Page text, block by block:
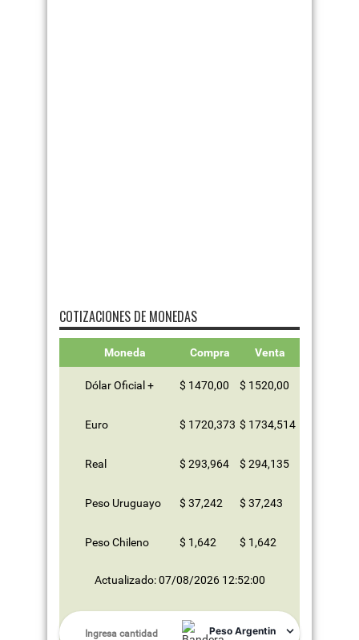
COTIZACIONES DE MONEDAS
Moneda Compra Venta
Dólar Oficial + $ 1470,00 $ 1520,00
Euro $ 1720,373 $ 1734,514
Real $ 293,964 $ 294,135
Peso Uruguayo $ 37,242 $ 37,243
Peso Chileno $ 1,642 $ 1,642
Actualizado: 07/08/2026 12:52:00